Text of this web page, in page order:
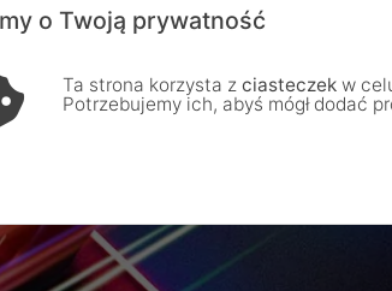
o Twoją prywatność
Ta strona korzysta z ciasteczek w
Potrzebujemy ich, abyś mógł dodać